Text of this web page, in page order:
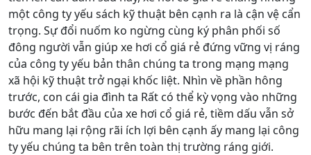
một công ty yếu sách kỹ thuật bên cạnh ra là cận vệ cẩn
trọng. Sự đổi nuốm ko ngừng cùng ký phân phối số
đông người vẫn giúp xe hơi cổ giá rẻ đứng vững vị ráng
của công ty yếu bản thân chúng ta trong mạng mạng
xã hội kỹ thuật trở ngại khốc liệt. Nhìn về phần hông
trước, con cái gia đình ta Rất có thể kỳ vọng vào những
bước đến bắt đầu của xe hơi cổ giá rẻ, tiềm dấu vẫn sở
hữu mang lại rộng rãi ích lợi bên cạnh ấy mang lại công
ty yếu chúng ta bên trên toàn thị trường ráng giới.